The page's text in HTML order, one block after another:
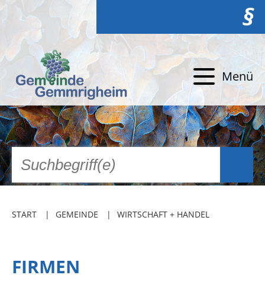
§
Menü
START GEMEINDE WIRTSCHAFT + HANDEL
FIRMEN